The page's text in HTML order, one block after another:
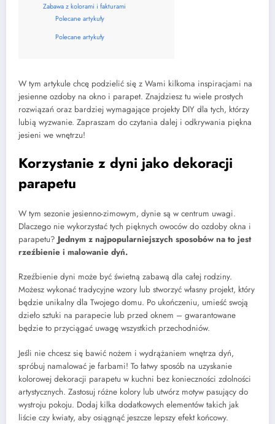
Zabawa z kolorami i fakturami
Polecane artykuły
Polecane artykuły
W tym artykule chcę podzielić się z Wami kilkoma inspiracjami na
jesienne ozdoby na okno i parapet. Znajdziesz tu wiele prostych
rozwiązań oraz bardziej wymagające projekty DIY dla tych, którzy
lubią wyzwanie. Zapraszam do czytania dalej i odkrywania piękna
jesieni we wnętrzu!
Korzystanie z dyni jako dekoracji
parapetu
W tym sezonie jesienno-zimowym, dynie są w centrum uwagi.
Dlaczego nie wykorzystać tych pięknych owoców do ozdoby okna i
parapetu? Jednym z najpopularniejszych sposobów na to jest
rzeźbienie i malowanie dyń.
Rzeźbienie dyni może być świetną zabawą dla całej rodziny.
Możesz wykonać tradycyjne wzory lub stworzyć własny projekt, który
będzie unikalny dla Twojego domu. Po ukończeniu, umieść swoją
dzieło sztuki na parapecie lub przed oknem – gwarantowane
będzie to przyciągać uwagę wszystkich przechodniów.
Jeśli nie chcesz się bawić nożem i wydrążaniem wnętrza dyń,
spróbuj namalować je farbami! To łatwy sposób na uzyskanie
kolorowej dekoracji parapetu w kuchni bez konieczności zdolności
artystycznych. Zastosuj różne kolory lub utwórz motyw pasujący do
wystroju pokoju. Dodaj kilka dodatkowych elementów takich jak
liście czy kwiaty, aby osiągnąć jeszcze lepszy efekt końcowy.